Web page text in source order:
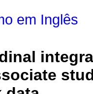
em Inglês